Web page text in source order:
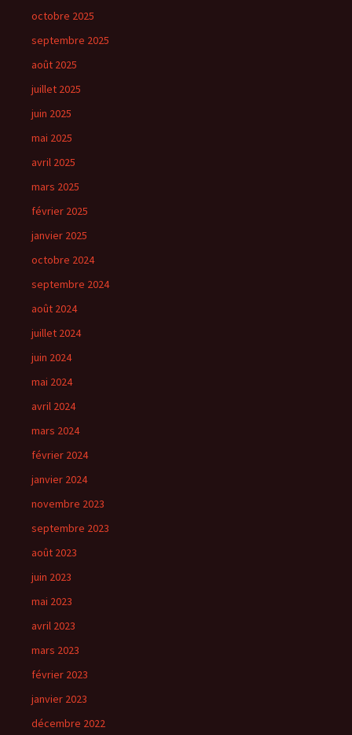
octobre 2025
septembre 2025
août 2025
juillet 2025
juin 2025
mai 2025
avril 2025
mars 2025
février 2025
janvier 2025
octobre 2024
septembre 2024
août 2024
juillet 2024
juin 2024
mai 2024
avril 2024
mars 2024
février 2024
janvier 2024
novembre 2023
septembre 2023
août 2023
juin 2023
mai 2023
avril 2023
mars 2023
février 2023
janvier 2023
décembre 2022